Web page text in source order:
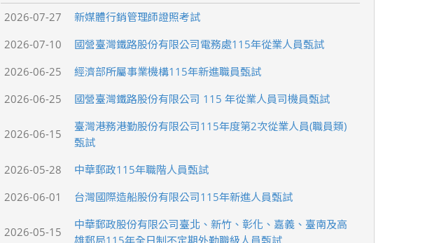
2026-07-27
新媒體行銷管理師證照考試
2026-07-10
國營臺灣鐵路股份有限公司電務處115年從業人員甄試
2026-06-25
經濟部所屬事業機構115年新進職員甄試
2026-06-25
國營臺灣鐵路股份有限公司 115 年從業人員司機員甄試
2026-06-15
臺灣港務港勤股份有限公司115年度第2次從業人員(職員類)
甄試
2026-05-28
中華郵政115年職階人員甄試
2026-06-01
台灣國際造船股份有限公司115年新進人員甄試
2026-05-15
中華郵政股份有限公司臺北、新竹、彰化、嘉義、臺南及高
雄郵局115年全日制不定期外勤職級人員甄試